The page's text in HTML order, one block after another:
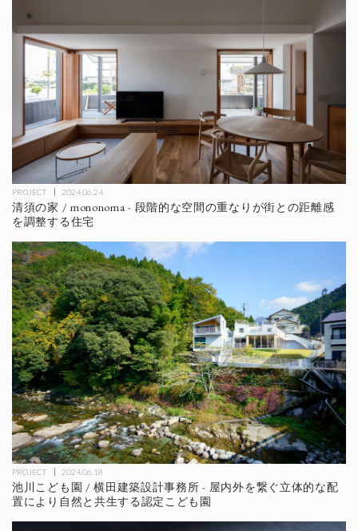
PROJECT 2024.06.24
清須の家 / mononoma - 段階的な空間の重なりが街との距離感
を調整する住宅
PROJECT 2024.06.18
池川こども園 / 横田建築設計事務所 - 屋内外を繋ぐ立体的な配
置により自然と共生する認定こども園